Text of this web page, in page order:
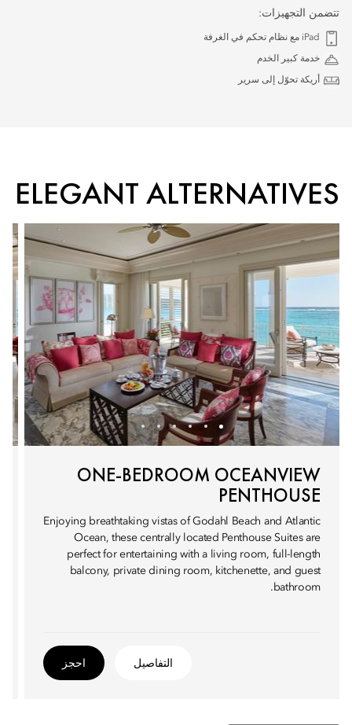
تتضمن التجهيزات:
iPad مع نظام تحكم في الغرفة
خدمة كبير الخدم
أريكة تحوّل إلى سرير
ELEGANT ALTERNATIVES
ONE-BEDROOM OCEANVIEW
PENTHOUSE
Enjoying breathtaking vistas of Godahl Beach and Atlantic
Ocean, these centrally located Penthouse Suites are
perfect for entertaining with a living room, full-length
balcony, private dining room, kitchenette, and guest
bathroom.
التفاصيل احجز